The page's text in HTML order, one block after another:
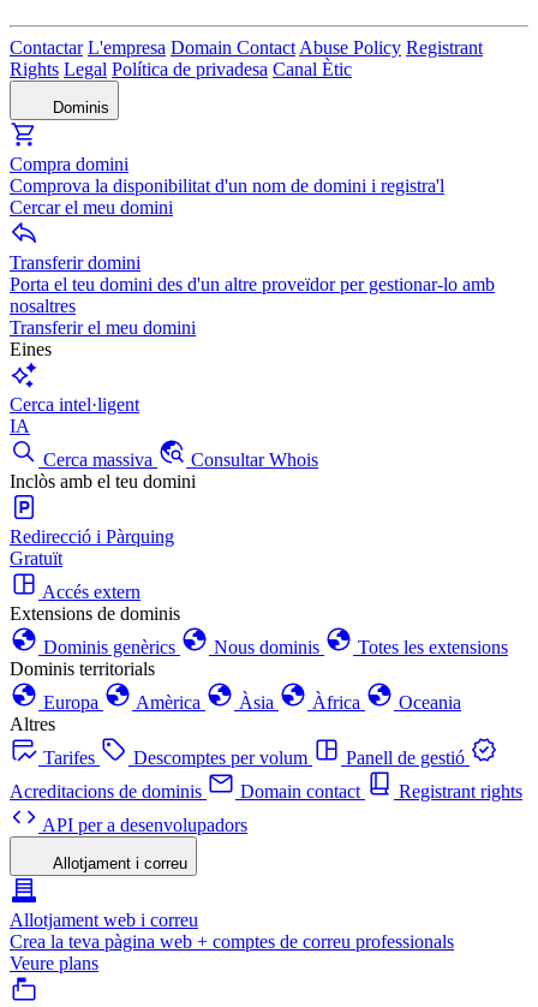
Contactar L'empresa Domain Contact Abuse Policy Registrant
Rights Legal Política de privadesa Canal Ètic
Dominis
Compra domini
Comprova la disponibilitat d'un nom de domini i registra'l
Cercar el meu domini
Transferir domini
Porta el teu domini des d'un altre proveïdor per gestionar-lo amb
nosaltres
Transferir el meu domini
Eines
Cerca intel·ligent
IA
Cerca massiva
Consultar Whois
Inclòs amb el teu domini
Redirecció i Pàrquing
Gratuït
Accés extern
Extensions de dominis
Dominis genèrics
Nous dominis
Totes les extensions
Dominis territorials
Europa
Amèrica Àsia Àfrica
Oceania
Altres
Tarifes
Descomptes per volum
Panell de gestió
Acreditacions de dominis
Domain contact
Registrant rights
API per a desenvolupadors
Allotjament i correu
Allotjament web i correu
Crea la teva pàgina web + comptes de correu professionals
Veure plans